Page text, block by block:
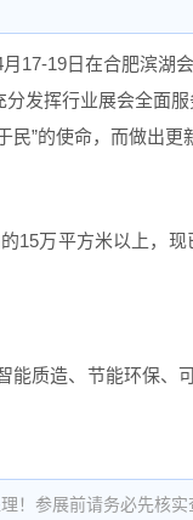
17-19日在合肥滨湖
发挥行业展会全面
”的使命，而做出更
15万平方米以上，
质造、节能环保、
！参展前请务必先核